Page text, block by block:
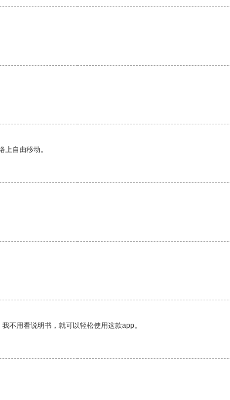
自由移动。
不用看说明书，就可以轻松使用这款app。